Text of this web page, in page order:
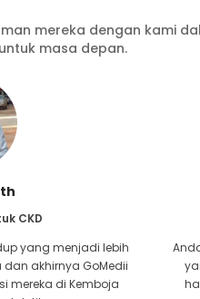
mereka dengan kami
masa depan.
CKD
yang menjadi lebih
akhirnya GoMedii
mereka di Kemboja